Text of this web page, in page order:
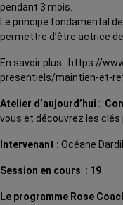
pendant 3 mois.
Le principe fondamental
permettre d’être actrice
En savoir plus : https://
presentiels/maintien-et-
Atelier d’aujourd’hui : C
vous et découvrez les
Intervenant : Océane
Session en cours : 19
Le programme Rose